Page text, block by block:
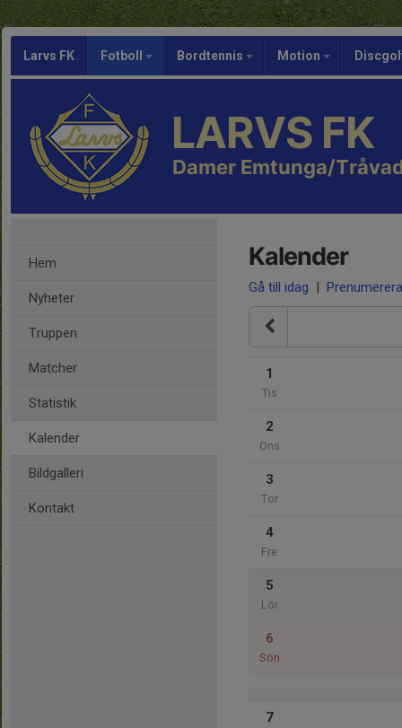
Larvs FK Fotboll Bordtennis Motion
LARVS FK
Damer Emtunga/
Hem
Nyheter
Truppen
Matcher
Statistik
Kalender
Bildgalleri
Kontakt
Kalender
Gå till idag | Prenumerera
1
Tis
2
Ons
3
Tor
4
Fre
5
Lör
6
Sön
7